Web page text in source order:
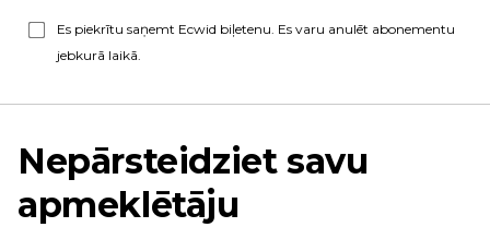
Es piekrītu saņemt Ecwid biļetenu. Es varu anulēt abonementu
jebkurā laikā.
Nepārsteidziet savu
apmeklētāju